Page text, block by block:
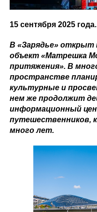
15 сентября 2025
В «Зарядье» открыт
объект «Матрешка
притяжения». В
пространстве
культурные и
нем же продолжит
информационный
путешественников,
много лет.